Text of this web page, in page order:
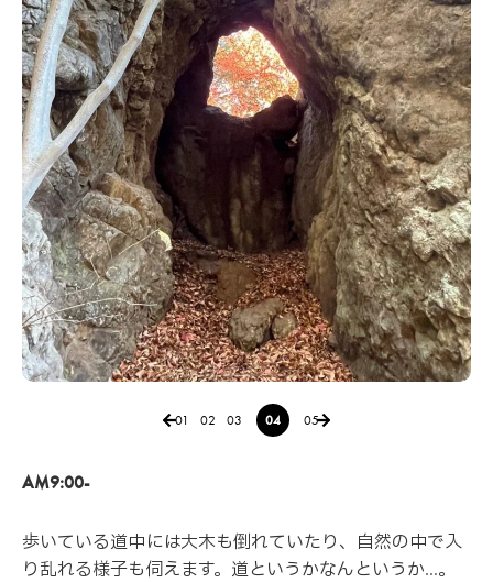
01 02 03 04 05
AM9:00-
歩いている道中には大木も倒れていたり、自然の中で入
り乱れる様子も伺えます。道というかなんというか…。